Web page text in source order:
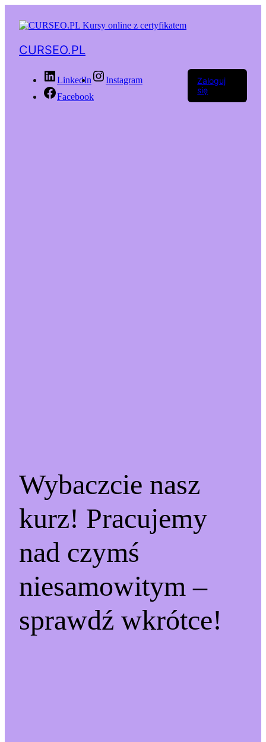
CURSEO.PL
LinkedIn
Instagram
Facebook
Zaloguj
się
Wybaczcie nasz
kurz! Pracujemy
nad czymś
niesamowitym –
sprawdź wkrótce!